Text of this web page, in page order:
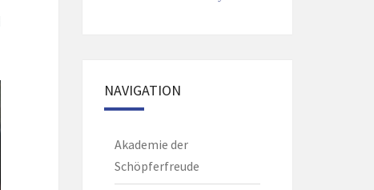
NAVIGATION
Akademie der
Schöpferfreude